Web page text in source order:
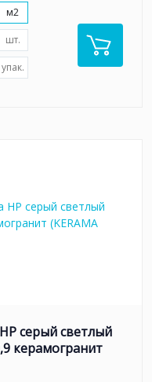
м2
шт.
упак.
серый светлый
керамогранит